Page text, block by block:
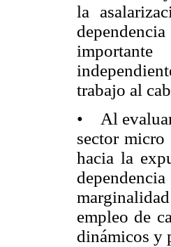
la
trabajo al
• Al evaluar
sector micro
hacia la
empleo de
dinámicos y